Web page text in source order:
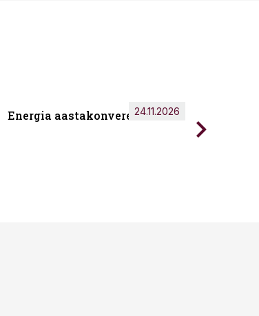
Energia aastakonverents 2026
24.11.2026